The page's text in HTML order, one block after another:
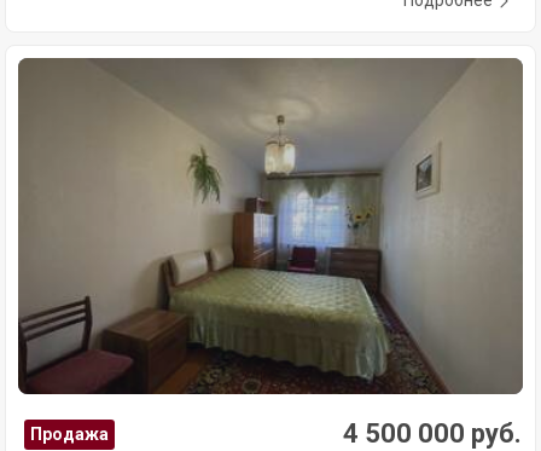
Продажа 4 500 000 руб.